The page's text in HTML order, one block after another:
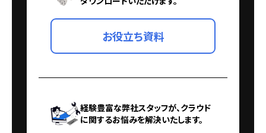
お役立ち資料
経験豊富な弊社スタッフが、クラウド
に関するお悩みを解決いたします。